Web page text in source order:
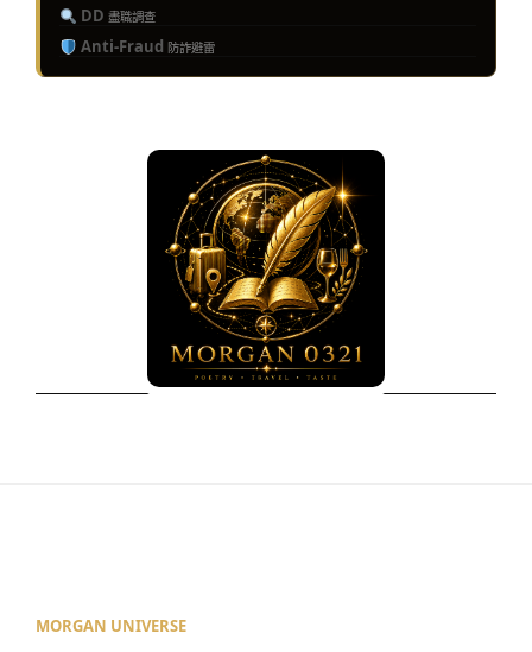
DD 盡職調查
Anti-Fraud 防詐避雷
MORGAN UNIVERSE